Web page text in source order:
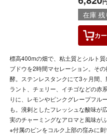
在庫
カ
標高400mの畑で、粘土質とシルト
ブドウを2時間マセレーション。そ
酵。ステンレスタンクにて3ヶ月間
ラント、チェリー、イチゴなどの赤
りに、レモンやピンクグレープフル
も。溌剌としたフレッシュな酸味が
実のチャーミングなアロマと風味が
※付属のピンをコルク上部の窪みに